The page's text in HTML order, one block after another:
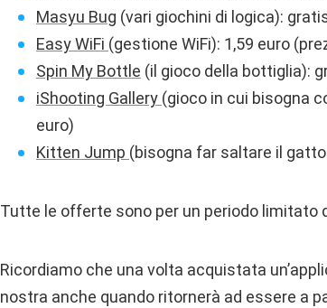
Masyu Bug (vari giochini di logica):
Easy WiFi (gestione WiFi): 1,59 euro
Spin My Bottle (il gioco della bottiglia):
iShooting Gallery (gioco in cui bisogna
euro)
Kitten Jump (bisogna far saltare il
Tutte le offerte sono per un periodo limitato
Ricordiamo che una volta acquistata
nostra anche quando ritornerà ad essere a